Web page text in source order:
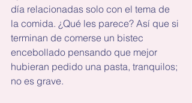
día relacionadas solo con el tema de
la comida. ¿Qué les parece? Así que si
terminan de comerse un bistec
encebollado pensando que mejor
hubieran pedido una pasta, tranquilos;
no es grave.